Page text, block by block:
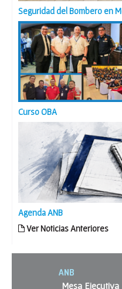
Seguridad del Bombero en
Curso OBA
Agenda ANB
Ver Noticias Anteriores
ANB
Mesa Ejecutiva